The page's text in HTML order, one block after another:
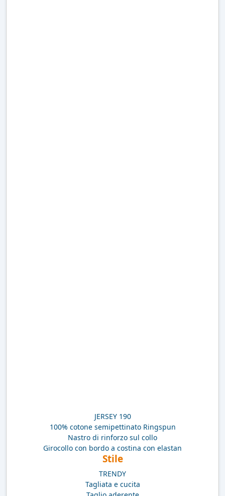
JERSEY 190
100% cotone semipettinato Ringspun
Nastro di rinforzo sul collo
Girocollo con bordo a costina con elastan
Stile
TRENDY
Tagliata e cucita